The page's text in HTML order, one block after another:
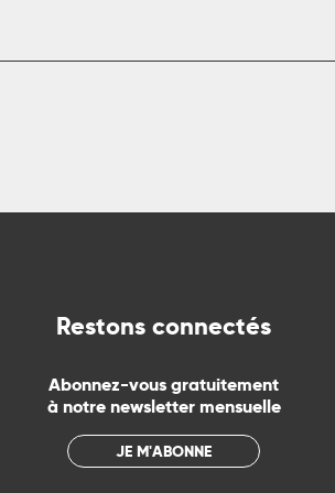
Restons connectés
Abonnez-vous gratuitement
à notre newsletter mensuelle
JE M'ABONNE